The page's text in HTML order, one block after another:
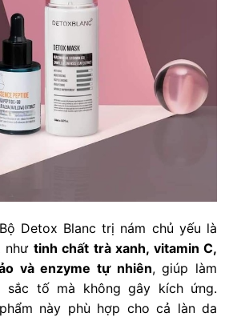
Detox Blanc trị nám chủ yếu là
như tinh chất trà xanh, vitamin C,
và enzyme tự nhiên, giúp làm
sắc tố mà không gây kích ứng.
này phù hợp cho cả làn da